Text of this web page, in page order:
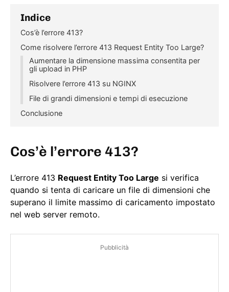
Indice
Cos’è l’errore 413?
Come risolvere l’errore 413 Request Entity Too Large?
Aumentare la dimensione massima consentita per
gli upload in PHP
Risolvere l’errore 413 su NGINX
File di grandi dimensioni e tempi di esecuzione
Conclusione
Cos’è l’errore 413?
L’errore 413 Request Entity Too Large si verifica
quando si tenta di caricare un file di dimensioni che
superano il limite massimo di caricamento impostato
nel web server remoto.
Pubblicità